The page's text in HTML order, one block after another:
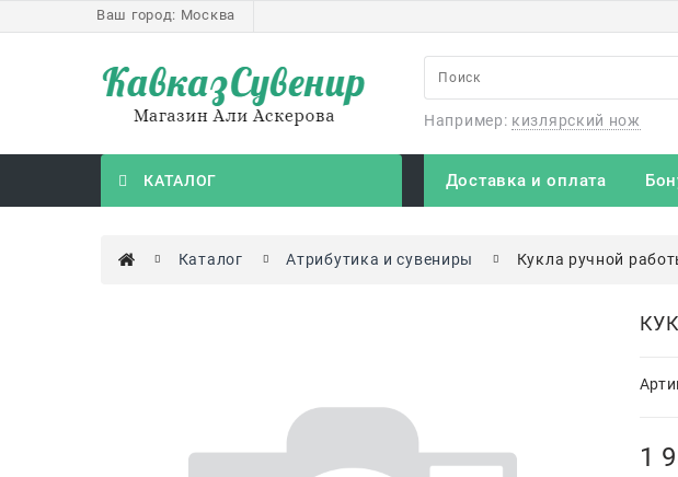
Ваш город: Москва
Например: кизлярский нож
КАТАЛОГ Доставка и оплата
Каталог Атрибутика и сувениры Кукла ручной
1